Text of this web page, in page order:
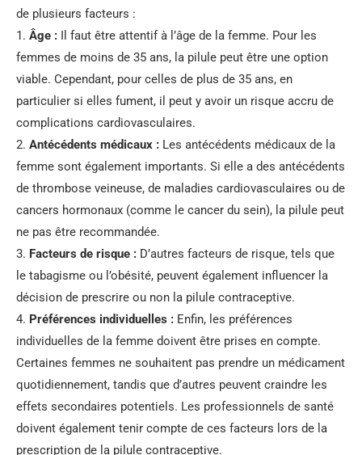
de plusieurs facteurs :
1. Âge : Il faut être attentif à l’âge de la femme. Pour les
femmes de moins de 35 ans, la pilule peut être une option
viable. Cependant, pour celles de plus de 35 ans, en
particulier si elles fument, il peut y avoir un risque accru de
complications cardiovasculaires.
2. Antécédents médicaux : Les antécédents médicaux de la
femme sont également importants. Si elle a des antécédents
de thrombose veineuse, de maladies cardiovasculaires ou de
cancers hormonaux (comme le cancer du sein), la pilule peut
ne pas être recommandée.
3. Facteurs de risque : D’autres facteurs de risque, tels que
le tabagisme ou l’obésité, peuvent également influencer la
décision de prescrire ou non la pilule contraceptive.
4. Préférences individuelles : Enfin, les préférences
individuelles de la femme doivent être prises en compte.
Certaines femmes ne souhaitent pas prendre un médicament
quotidiennement, tandis que d’autres peuvent craindre les
effets secondaires potentiels. Les professionnels de santé
doivent également tenir compte de ces facteurs lors de la
prescription de la pilule contraceptive.